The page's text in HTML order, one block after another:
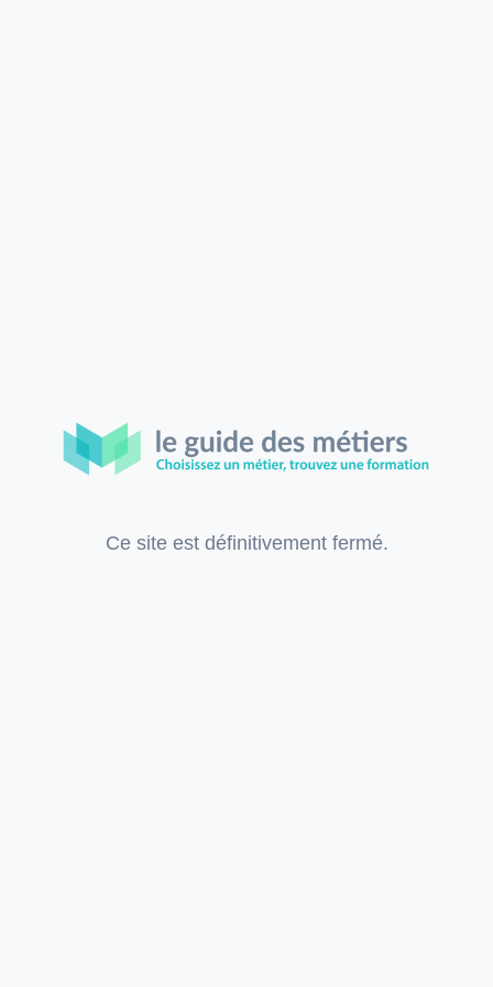
Ce site est définitivement fermé.